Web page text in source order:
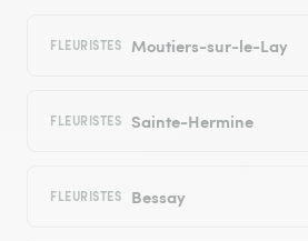
FLEURISTES Moutiers-sur-le-Lay
FLEURISTES Sainte-Hermine
FLEURISTES Bessay